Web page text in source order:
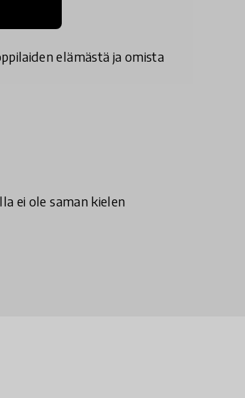
elämästä ja omista
ei ole saman kielen